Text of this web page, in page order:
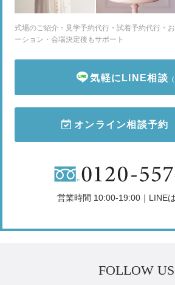
式場のご紹介・見学予約代行・試着予約代行・
ーション・会場決定後もサポート
気軽にLINE相談
オンライン相談予約
営業時間 10:00-19:00｜LINE
FOLLOW US